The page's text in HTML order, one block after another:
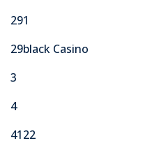
291
29black Casino
3
4
4122